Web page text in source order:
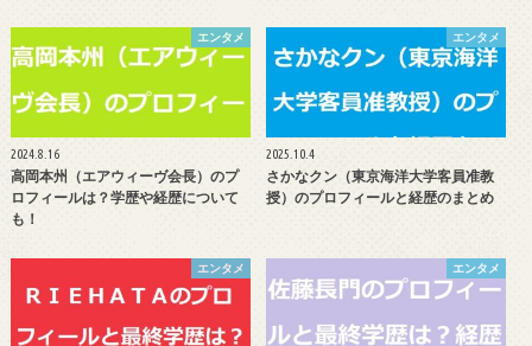
エンタメ
2024.8.16
高岡本州（エアウィーヴ会長）のプ
ロフィールは？学歴や経歴について
も！
エンタメ
2025.10.4
さかなクン（東京海洋大学客員准教
授）のプロフィールと経歴のまとめ
エンタメ エンタメ